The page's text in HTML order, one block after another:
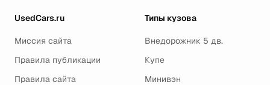
UsedCars.ru
Миссия сайта
Правила публикации
Правила сайта
Типы кузова
Внедорожник 5 дв.
Купе
Минивэн